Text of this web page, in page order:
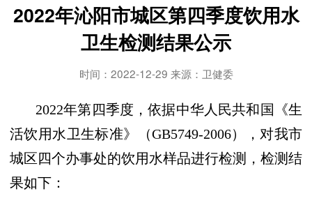
2022年沁阳市城区第四季度饮用水
卫生检测结果公示
时间：2022-12-29 来源：卫健委
2022年第 四季度，依据中华人民共和国《生
活饮用水卫生标准》（GB5749-2006），对我市
城区四个办事处的饮用水样品进行检测，检测结
果如下：